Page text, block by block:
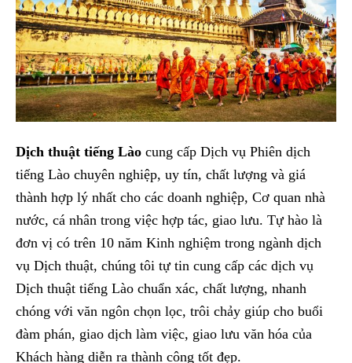
Dịch thuật tiếng Lào cung cấp Dịch vụ Phiên dịch
tiếng Lào chuyên nghiệp, uy tín, chất lượng và giá
thành hợp lý nhất cho các doanh nghiệp, Cơ quan nhà
nước, cá nhân trong việc hợp tác, giao lưu. Tự hào là
đơn vị có trên 10 năm Kinh nghiệm trong ngành dịch
vụ Dịch thuật, chúng tôi tự tin cung cấp các dịch vụ
Dịch thuật tiếng Lào chuẩn xác, chất lượng, nhanh
chóng với văn ngôn chọn lọc, trôi chảy giúp cho buổi
đàm phán, giao dịch làm việc, giao lưu văn hóa của
Khách hàng diễn ra thành công tốt đẹp.